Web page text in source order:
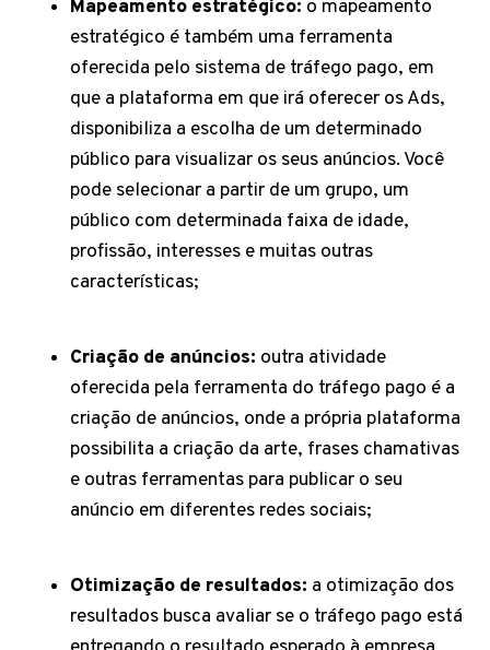
Mapeamento estratégico: o mapeamento
estratégico é também uma ferramenta
oferecida pelo sistema de tráfego pago, em
que a plataforma em que irá oferecer os Ads,
disponibiliza a escolha de um determinado
público para visualizar os seus anúncios. Você
pode selecionar a partir de um grupo, um
público com determinada faixa de idade,
profissão, interesses e muitas outras
características;
Criação de anúncios: outra atividade
oferecida pela ferramenta do tráfego pago é a
criação de anúncios, onde a própria plataforma
possibilita a criação da arte, frases chamativas
e outras ferramentas para publicar o seu
anúncio em diferentes redes sociais;
Otimização de resultados: a otimização dos
resultados busca avaliar se o tráfego pago está